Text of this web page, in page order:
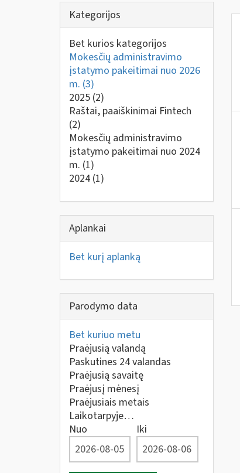
Kategorijos
Bet kurios kategorijos
Mokesčių administravimo
įstatymo pakeitimai nuo 2026
m. (3)
2025 (2)
Raštai, paaiškinimai Fintech
(2)
Mokesčių administravimo
įstatymo pakeitimai nuo 2024
m. (1)
2024 (1)
Aplankai
Bet kurį aplanką
Parodymo data
Bet kuriuo metu
Praėjusią valandą
Paskutines 24 valandas
Praėjusią savaitę
Praėjusį mėnesį
Praėjusiais metais
Laikotarpyje…
Nuo
Iki